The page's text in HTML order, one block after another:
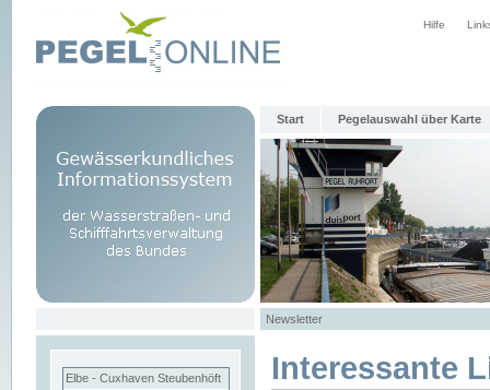
Hilfe
Start Pegelauswahl über Karte
Newsletter
Elbe - Cuxhaven Steubenhöft Interessante